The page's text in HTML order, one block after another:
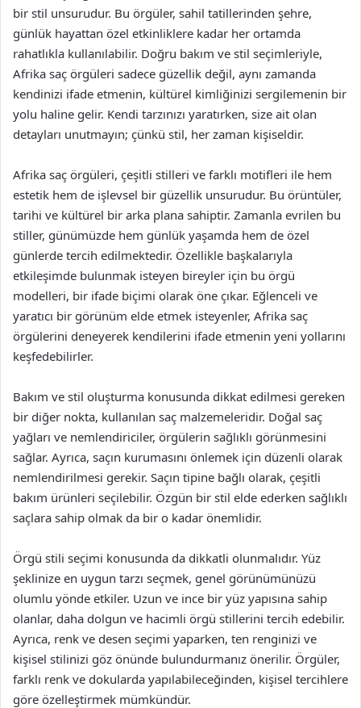
bir stil unsurudur. Bu örgüler, sahil tatillerinden şehre,
günlük hayattan özel etkinliklere kadar her ortamda
rahatlıkla kullanılabilir. Doğru bakım ve stil seçimleriyle,
Afrika saç örgüleri sadece güzellik değil, aynı zamanda
kendinizi ifade etmenin, kültürel kimliğinizi sergilemenin bir
yolu haline gelir. Kendi tarzınızı yaratırken, size ait olan
detayları unutmayın; çünkü stil, her zaman kişiseldir.
Afrika saç örgüleri, çeşitli stilleri ve farklı motifleri ile hem
estetik hem de işlevsel bir güzellik unsurudur. Bu örüntüler,
tarihi ve kültürel bir arka plana sahiptir. Zamanla evrilen bu
stiller, günümüzde hem günlük yaşamda hem de özel
günlerde tercih edilmektedir. Özellikle başkalarıyla
etkileşimde bulunmak isteyen bireyler için bu örgü
modelleri, bir ifade biçimi olarak öne çıkar. Eğlenceli ve
yaratıcı bir görünüm elde etmek isteyenler, Afrika saç
örgülerini deneyerek kendilerini ifade etmenin yeni yollarını
keşfedebilirler.
Bakım ve stil oluşturma konusunda dikkat edilmesi gereken
bir diğer nokta, kullanılan saç malzemeleridir. Doğal saç
yağları ve nemlendiriciler, örgülerin sağlıklı görünmesini
sağlar. Ayrıca, saçın kurumasını önlemek için düzenli olarak
nemlendirilmesi gerekir. Saçın tipine bağlı olarak, çeşitli
bakım ürünleri seçilebilir. Özgün bir stil elde ederken sağlıklı
saçlara sahip olmak da bir o kadar önemlidir.
Örgü stili seçimi konusunda da dikkatli olunmalıdır. Yüz
şeklinize en uygun tarzı seçmek, genel görünümünüzü
olumlu yönde etkiler. Uzun ve ince bir yüz yapısına sahip
olanlar, daha dolgun ve hacimli örgü stillerini tercih edebilir.
Ayrıca, renk ve desen seçimi yaparken, ten renginizi ve
kişisel stilinizi göz önünde bulundurmanız önerilir. Örgüler,
farklı renk ve dokularda yapılabileceğinden, kişisel tercihlere
göre özelleştirmek mümkündür.